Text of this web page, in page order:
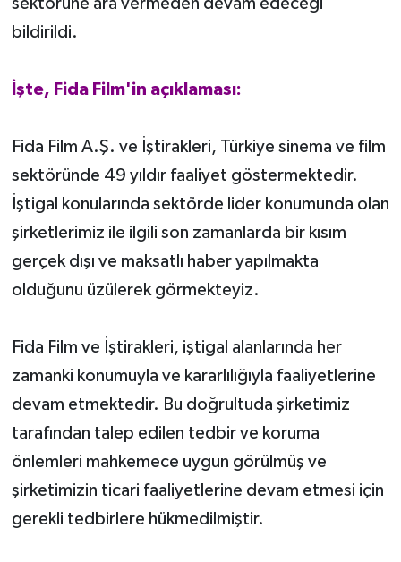
bildirildi.
İşte, Fida Film'in açıklaması:
Fida Film A.Ş. ve İştirakleri, Türkiye sinema ve film
sektöründe 49 yıldır faaliyet göstermektedir.
İştigal konularında sektörde lider konumunda olan
şirketlerimiz ile ilgili son zamanlarda bir kısım
gerçek dışı ve maksatlı haber yapılmakta
olduğunu üzülerek görmekteyiz.
Fida Film ve İştirakleri, iştigal alanlarında her
zamanki konumuyla ve kararlılığıyla faaliyetlerine
devam etmektedir. Bu doğrultuda şirketimiz
tarafından talep edilen tedbir ve koruma
önlemleri mahkemece uygun görülmüş ve
şirketimizin ticari faaliyetlerine devam etmesi için
gerekli tedbirlere hükmedilmiştir.